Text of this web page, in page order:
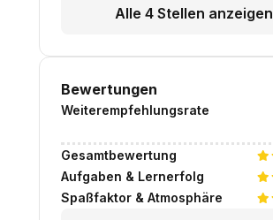
Alle 4 Stellen anzeigen
Bewertungen
Weiterempfehlungsrate
Gesamtbewertung
Aufgaben & Lernerfolg
Spaßfaktor & Atmosphäre